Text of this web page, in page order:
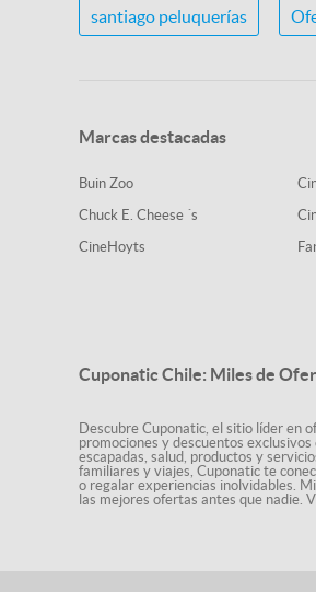
santiago peluquerías
Marcas destacadas
Buin Zoo
Chuck E. Cheese ´s
CineHoyts
Cuponatic Chile: Miles de
Descubre Cuponatic, el sitio líder en
promociones y descuentos
escapadas, salud, productos y
familiares y viajes, Cuponatic te
o regalar experiencias inolvidables.
las mejores ofertas antes que nadie.